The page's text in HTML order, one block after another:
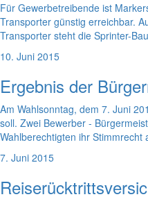
Für Gewerbetreibende ist
Transporter günstig erreichbar.
Transporter steht die Sprinter-
10. Juni 2015
Ergebnis der
Am Wahlsonntag, dem 7. Juni
soll. Zwei Bewerber -
Wahlberechtigten ihr
7. Juni 2015